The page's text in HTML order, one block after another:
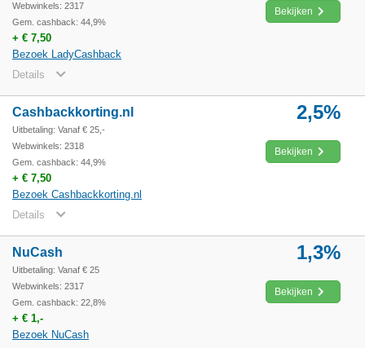
Webwinkels: 2317
Gem. cashback: 44,9%
+ € 7,50
Bezoek LadyCashback
Details
Bekijken
Cashbackkorting.nl
Uitbetaling: Vanaf € 25,-
Webwinkels: 2318
Gem. cashback: 44,9%
+ € 7,50
Bezoek Cashbackkorting.nl
Details
2,5%
Bekijken
NuCash
Uitbetaling: Vanaf € 25
Webwinkels: 2317
Gem. cashback: 22,8%
+ € 1,-
Bezoek NuCash
1,3%
Bekijken